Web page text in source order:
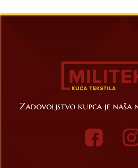
Zadovoljstvo kupca je naša